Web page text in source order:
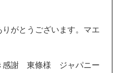
がとうございます。マエ
感謝 東條様 ジャパニー